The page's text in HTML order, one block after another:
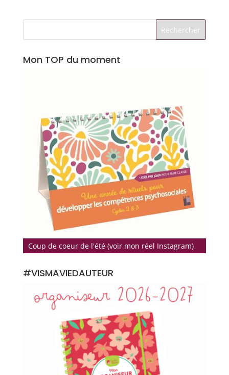
Mon TOP du moment
Coup de coeur de l'été (voir mon réel Instagram)
#VISMAVIEDAUTEUR